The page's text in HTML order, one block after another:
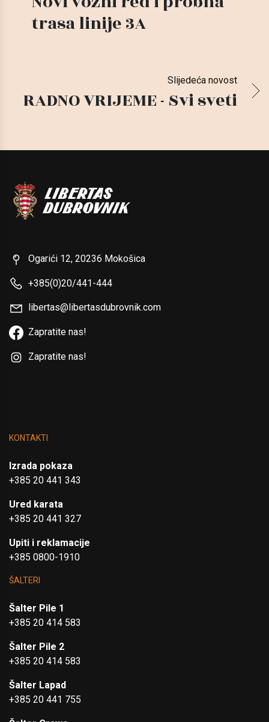
trasa linije 3A
Slijedeća novost
RADNO VRIJEME - Svi sveti
Ogarići 12, 20236 Mokošica
+385(0)20/441-444
libertas@libertasdubrovnik.com
Zapratite nas!
Zapratite nas!
KONTAKTI
Izrada pokaza
+385 20 441 343
Ured karata
+385 20 441 327
Upiti i reklamacije
+385 0800-1910
ŠALTERI
Šalter Pile 1
+385 20 414 583
Šalter Pile 2
+385 20 414 583
Šalter Lapad
+385 20 441 755